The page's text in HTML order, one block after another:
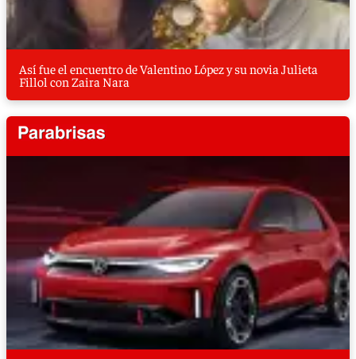
Así fue el encuentro de Valentino López y su novia Julieta
Fillol con Zaira Nara